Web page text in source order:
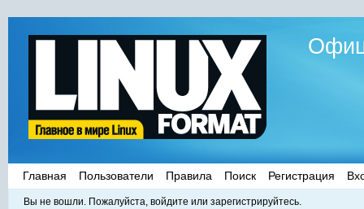
Главная Пользователи Правила Поиск Регистрация
Вы не вошли. Пожалуйста, войдите или зарегистрируйтесь.